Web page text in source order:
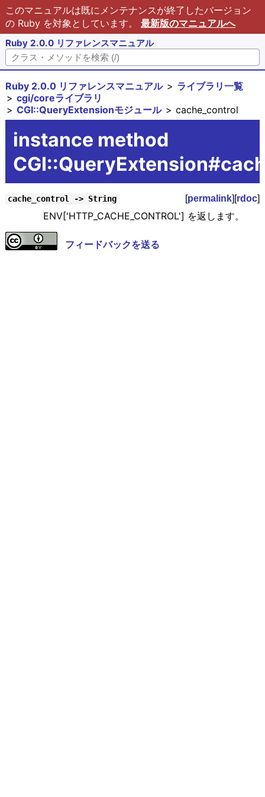
このマニュアルは既にメンテナンスが終了したバージョン
の Ruby を対象としています。 最新版のマニュアルへ
Ruby 2.0.0 リファレンスマニュアル
Ruby 2.0.0 リファレンスマニュアル
ライブラリ一覧
cgi/coreライブラリ
CGI::QueryExtensionモジュール
cache_control
instance method
cache_control -> String [permalink][rdoc]
ENV['HTTP_CACHE_CONTROL'] を返します。
フィードバックを送る